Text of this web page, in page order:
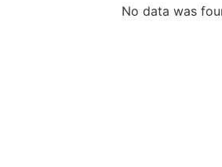
No data was